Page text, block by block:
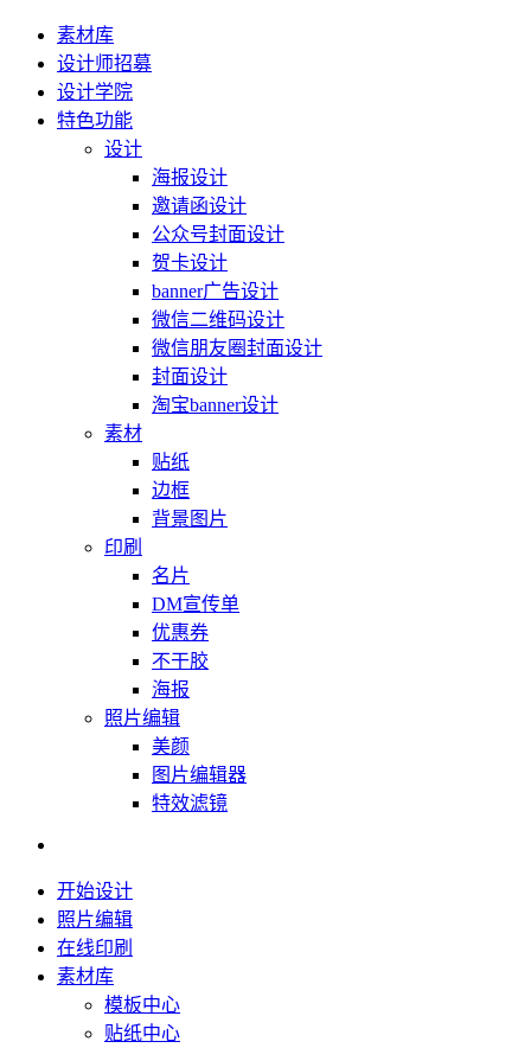
素材库
设计师招募
设计学院
特色功能
设计
海报设计
邀请函设计
公众号封面设计
贺卡设计
banner广告设计
微信二维码设计
微信朋友圈封面设计
封面设计
淘宝banner设计
素材
贴纸
边框
背景图片
印刷
名片
DM宣传单
优惠券
不干胶
海报
照片编辑
美颜
图片编辑器
特效滤镜
开始设计
照片编辑
在线印刷
素材库
模板中心
贴纸中心